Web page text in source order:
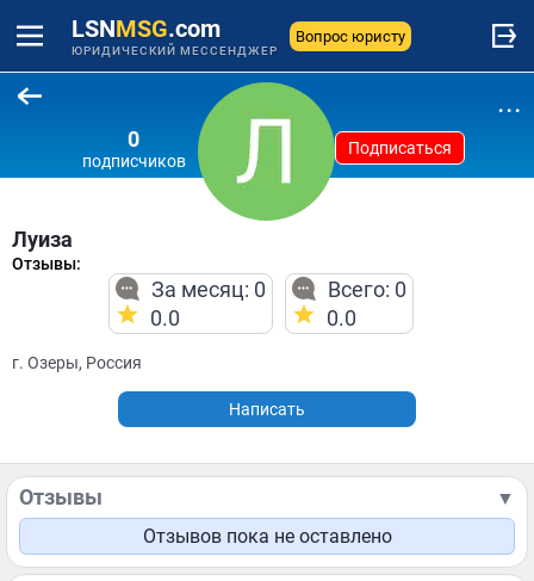
LSNMSG.com
ЮРИДИЧЕСКИЙ МЕССЕНДЖЕР
Вопрос юристу
0
подписчиков
Подписаться
...
Луиза
Отзывы:
За месяц: 0
0.0
Всего: 0
0.0
г. Озеры, Россия
Написать
Отзывы
▼
Отзывов пока не оставлено